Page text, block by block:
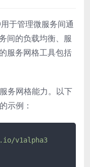
于管理微服务间通
间的负载均衡、服
服务网格工具包括
务网格能力。以下
示例：
v1alpha3